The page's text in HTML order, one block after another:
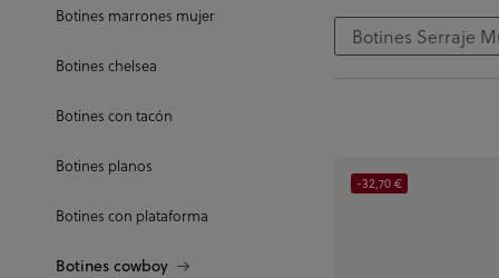
Botines marrones mujer
Botines chelsea
Botines con tacón
Botines planos
Botines con plataforma
Botines cowboy
Botines Serraje
-32,70 €